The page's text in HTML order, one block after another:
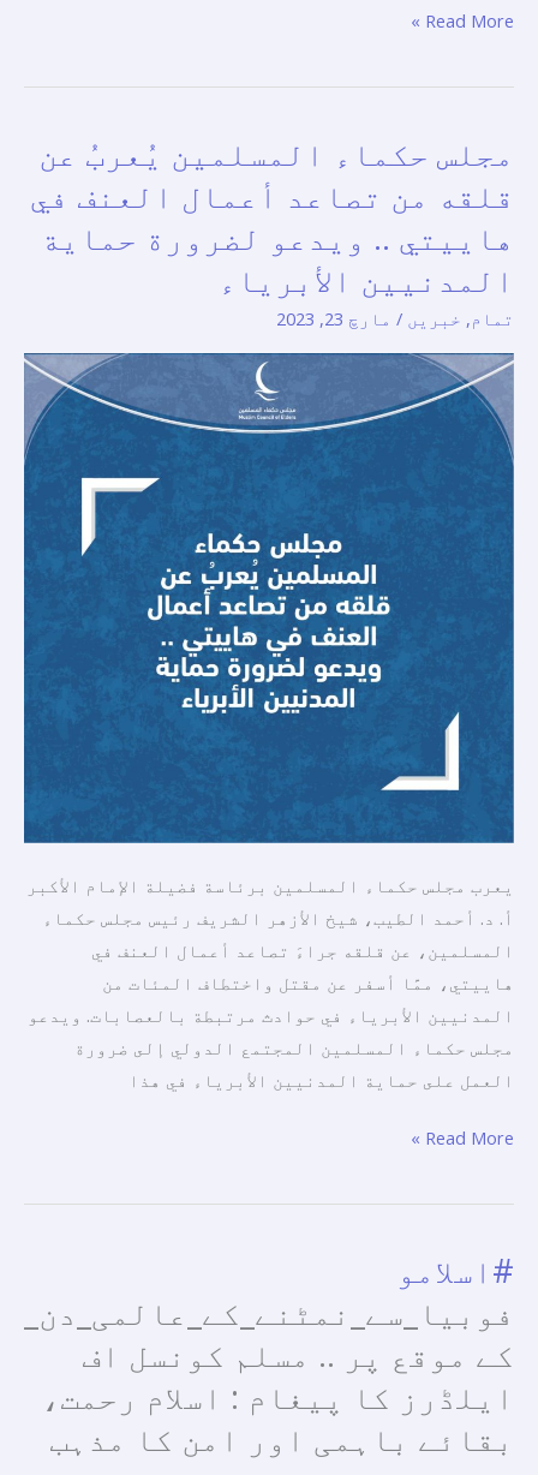
Read More »
مجلس حكماء المسلمين يُعربُ عن
قلقه من تصاعد أعمال العنف في
هاييتي .. ويدعو لضرورة حماية
المدنيين الأبرياء
تمام, خبریں / مارچ 23, 2023
يعرب مجلس حكماء المسلمين برئاسة فضيلة الإمام الأكبر
أ. د. أحمد الطيب، شيخ الأزهر الشريف رئيس مجلس حكماء
المسلمين، عن قلقه جراءَ تصاعد أعمال العنف في
هاييتي، ممَّا أسفر عن مقتل واختطاف المئات من
المدنيين الأبرياء في حوادث مرتبطة بالعصابات. ويدعو
مجلس حكماء المسلمين المجتمع الدولي إلى ضرورة
العمل على حماية المدنيين الأبرياء في هذا
المسلمين
يُعربُ
عن
تصاعد
أعمال
العنف
في
Read More »
#اسلامو
فوبیا_سے_نمٹنے_کے_عالمی_دن_
کے موقع پر .. مسلم کونسل اف
ایلڈرز کا پیغام : اسلام رحمت،
بقائے باہمی اور امن کا مذہب